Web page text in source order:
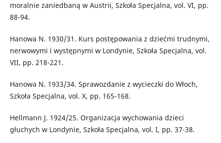
moralnie zaniedbaną w Austrii, Szkoła Specjalna, vol. VI, pp.
88-94.
Hanowa N. 1930/31. Kurs postępowania z dziećmi trudnymi,
nerwowymi i występnymi w Londynie, Szkoła Specjalna, vol.
VII, pp. 218-221.
Hanowa N. 1933/34. Sprawozdanie z wycieczki do Włoch,
Szkoła Specjalna, vol. X, pp. 165-168.
Hellmann J. 1924/25. Organizacja wychowania dzieci
głuchych w Londynie, Szkoła Specjalna, vol. I, pp. 37-38.